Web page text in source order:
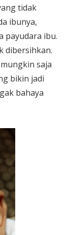
tidak
ibunya,
payudara ibu.
dibersihkan.
saja
bikin jadi
bahaya